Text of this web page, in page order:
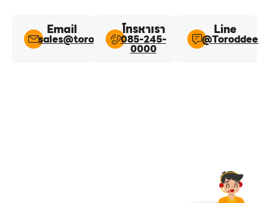
Email
sales@toroddee.com
โทรหาเรา
085-245-
0000
Line​
@Toroddee​